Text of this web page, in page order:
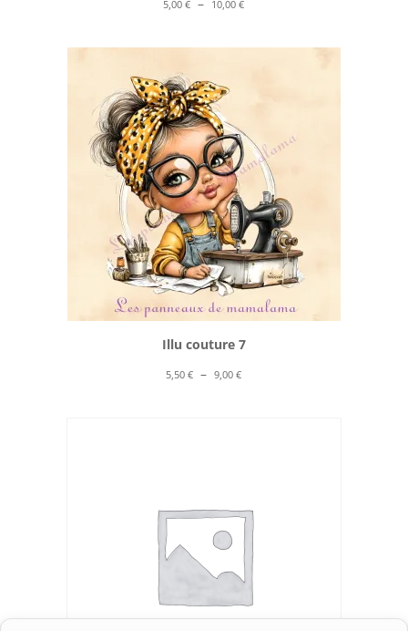
5,00€ 10,00€
prix :
Illu couture 7
5,50€ – 9,00€Plage